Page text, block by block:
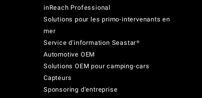
inReach Professional
Solutions pour les primo-intervenants en
mer
Service d'information Seastar®
Automotive OEM
Solutions OEM pour camping-cars
Capteurs
Sponsoring d'entreprise